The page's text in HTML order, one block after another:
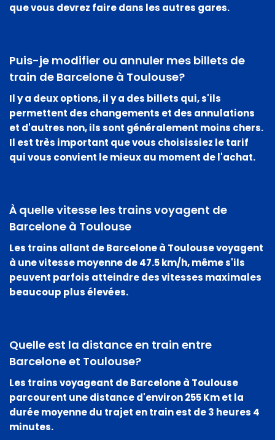
que vous devrez faire dans les autres gares.
Puis-je modifier ou annuler mes billets de
train de Barcelone à Toulouse?
Il y a deux options, il y a des billets qui, s'ils
permettent des changements et des annulations
et d'autres non, ils sont généralement moins chers.
Il est très important que vous choisissiez le tarif
qui vous convient le mieux au moment de l'achat.
À quelle vitesse les trains voyagent de
Barcelone à Toulouse
Les trains allant de Barcelone à Toulouse voyagent
à unevitesse moyenne de 47.5 km/h, même s'ils
peuvent parfois atteindre des vitesses maximales
beaucoup plus élevées.
Quelle est la distance en train entre
Barcelone et Toulouse?
Les trains voyageant de Barcelone à Toulouse
parcourent une distance d'environ 255 Km et la
durée moyenne du trajet en train est de 3 heures 4
minutes.